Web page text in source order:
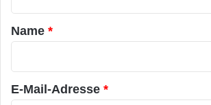
a
r
*
Name *
E-Mail-Adresse *